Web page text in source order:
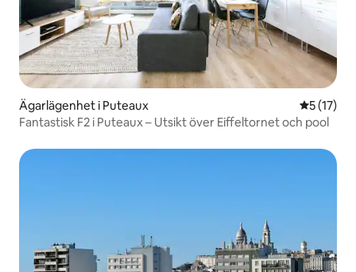
Ägarlägenhet i Puteaux 5 av 5 i
5 (17)
Fantastisk F2 i Puteaux – Utsikt över Eiffeltornet och pool